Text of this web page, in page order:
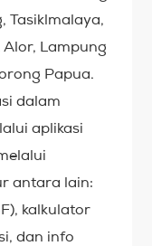
Tasiklmalaya,
Alor, Lampung
Papua.
dalam
aplikasi
antara lain:
kalkulator
dan info